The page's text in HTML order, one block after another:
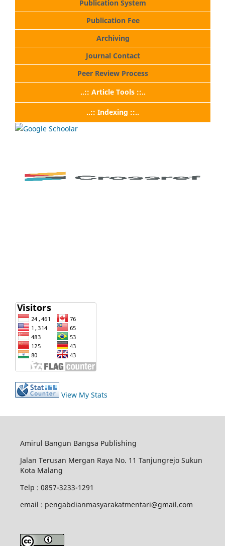
Publication System
Publication Fee
Archiving
Journal Contact
Peer Review Process
..:: Article Tools ::..
..:: Indexing ::..
View My Stats
Amirul Bangun Bangsa Publishing
Jalan Terusan Mergan Raya No. 11 Tanjungrejo Sukun
Kota Malang
Telp : 0857-3233-1291
email : pengabdianmasyarakatmentari@gmail.com